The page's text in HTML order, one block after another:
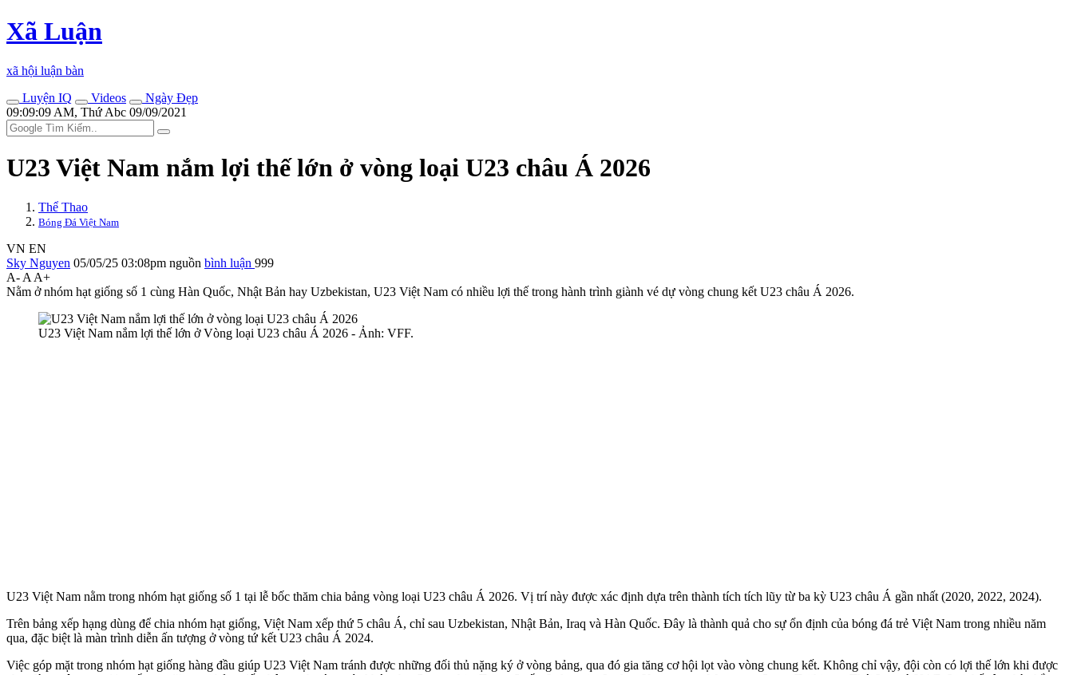
Xã Luận
xã hội luận bàn
Luyện IQ
Videos
Ngày Đẹp
09:09:09 AM, Thứ Abc 09/09/2021
U23 Việt Nam nắm lợi thế lớn ở vòng loại U23 châu Á 2026
Thể Thao
Bóng Đá Việt Nam
VN EN
Sky Nguyen 05/05/25 03:08pm nguồn bình luận 999
A- A A+
Nằm ở nhóm hạt giống số 1 cùng Hàn Quốc, Nhật Bản hay Uzbekistan, U23 Việt Nam có nhiều lợi thế trong hành trình giành vé dự vòng chung kết U23 châu Á 2026.
U23 Việt Nam nắm lợi thế lớn ở Vòng loại U23 châu Á 2026 - Ảnh: VFF.
U23 Việt Nam nằm trong nhóm hạt giống số 1 tại lễ bốc thăm chia bảng vòng loại U23 châu Á 2026. Vị trí này được xác định dựa trên thành tích tích lũy từ ba kỳ U23 châu Á gần nhất (2020, 2022, 2024).
Trên bảng xếp hạng dùng để chia nhóm hạt giống, Việt Nam xếp thứ 5 châu Á, chỉ sau Uzbekistan, Nhật Bản, Iraq và Hàn Quốc. Đây là thành quả cho sự ổn định của bóng đá trẻ Việt Nam trong nhiều năm
qua, đặc biệt là màn trình diễn ấn tượng ở vòng tứ kết U23 châu Á 2024.
Việc góp mặt trong nhóm hạt giống hàng đầu giúp U23 Việt Nam tránh được những đối thủ nặng ký ở vòng bảng, qua đó gia tăng cơ hội lọt vào vòng chung kết. Không chỉ vậy, đội còn có lợi thế lớn khi được